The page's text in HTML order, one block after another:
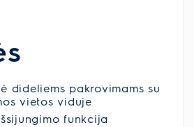
dideliems pakrovimams su
vietos viduje
funkcija